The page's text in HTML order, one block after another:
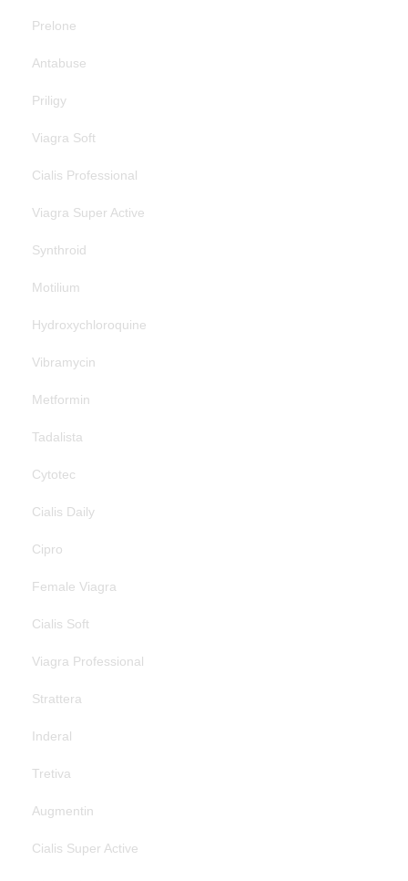
Prelone
Antabuse
Priligy
Viagra Soft
Cialis Professional
Viagra Super Active
Synthroid
Motilium
Hydroxychloroquine
Vibramycin
Metformin
Tadalista
Cytotec
Cialis Daily
Cipro
Female Viagra
Cialis Soft
Viagra Professional
Strattera
Inderal
Tretiva
Augmentin
Cialis Super Active